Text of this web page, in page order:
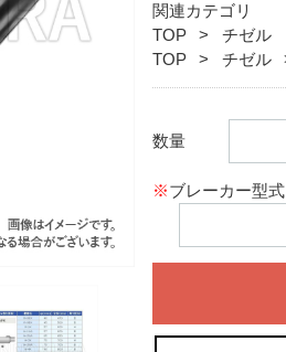
関連カテゴリ
TOP
チゼル
TOP
チゼル
数量
※ブレーカー型式